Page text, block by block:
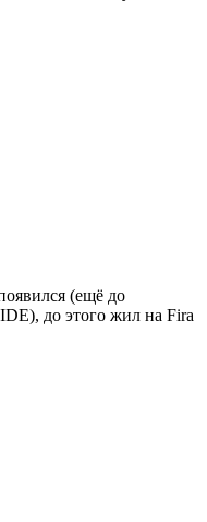
(ещё до
до этого жил на Fira